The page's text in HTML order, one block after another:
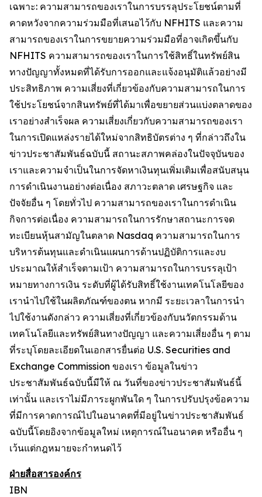
เฉพาะ: ความสามารถของเราในการบรรลุประโยชน์ตามที่
คาดหวังจากความร่วมมือที่เสนอไว้กับ NFHITS และความ
สามารถของเราในการขยายความร่วมมือที่อาจเกิดขึ้นกับ
NFHITS ความสามารถของเราในการใช้สิทธิ์ในทรัพย์สิน
ทางปัญญาทั้งหมดที่ได้รับการออกและแจ้งอนุมัติแล้วอย่างมี
ประสิทธิภาพ ความเสี่ยงที่เกี่ยวข้องกับความสามารถในการ
ใช้ประโยชน์จากสินทรัพย์ที่ได้มาเพื่อขยายส่วนแบ่งตลาดของ
เราอย่างสำเร็จผล ความเสี่ยงเกี่ยวกับความสามารถของเรา
ในการเปิดแหล่งรายได้ใหม่จากสิทธิบัตรต่าง ๆ ที่กล่าวถึงใน
ข่าวประชาสัมพันธ์ฉบับนี้ สถานะสภาพคล่องในปัจจุบันของ
เราและความจำเป็นในการจัดหาเงินทุนเพิ่มเติมเพื่อสนับสนุน
การดำเนินงานอย่างต่อเนื่อง สภาวะตลาด เศรษฐกิจ และ
ปัจจัยอื่น ๆ โดยทั่วไป ความสามารถของเราในการดำเนิน
กิจการต่อเนื่อง ความสามารถในการรักษาสถานะการจด
ทะเบียนหุ้นสามัญในตลาด Nasdaq ความสามารถในการ
บริหารต้นทุนและดำเนินแผนการด้านปฏิบัติการและงบ
ประมาณให้สำเร็จตามเป้า ความสามารถในการบรรลุเป้า
หมายทางการเงิน ระดับที่ผู้ได้รับสิทธิ์ใช้งานเทคโนโลยีของ
เรานำไปใช้ในผลิตภัณฑ์ของตน หากมี ระยะเวลาในการนำ
ไปใช้งานดังกล่าว ความเสี่ยงที่เกี่ยวข้องกับนวัตกรรมด้าน
เทคโนโลยีและทรัพย์สินทางปัญญา และความเสี่ยงอื่น ๆ ตาม
ที่ระบุโดยละเอียดในเอกสารยื่นต่อ U.S. Securities and
Exchange Commission ของเรา ข้อมูลในข่าว
ประชาสัมพันธ์ฉบับนี้มีให้ ณ วันที่ของข่าวประชาสัมพันธ์นี้
เท่านั้น และเราไม่มีภาระผูกพันใด ๆ ในการปรับปรุงข้อความ
ที่มีการคาดการณ์ไปในอนาคตที่มีอยู่ในข่าวประชาสัมพันธ์
ฉบับนี้โดยอิงจากข้อมูลใหม่ เหตุการณ์ในอนาคต หรืออื่น ๆ
เว้นแต่กฎหมายจะกำหนดไว้
ฝ่ายสื่อสารองค์กร
IBN